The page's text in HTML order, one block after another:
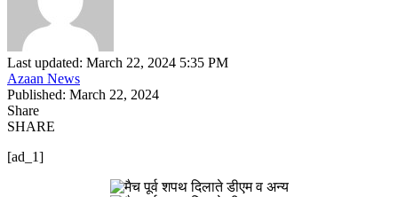
Last updated: March 22, 2024 5:35 PM
Azaan News
Published: March 22, 2024
Share
SHARE
[ad_1]